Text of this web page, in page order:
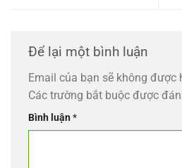
Để lại một bình luận
Email của bạn sẽ không được
Các trường bắt buộc được
Bình luận*